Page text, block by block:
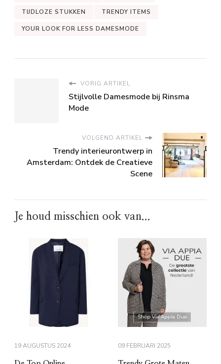
TIJDLOZE STUKKEN TRENDY ITEMS
YOUR LOOK FOR LESS DAMESMODE
VORIG ARTIKEL
Stijlvolle Damesmode bij Rinsma
Mode
VOLGEND ARTIKEL
Trendy interieurontwerp in
Amsterdam: Ontdek de Creatieve
Scene
Je houd misschien ook van...
19 AUGUSTUS 2024 09 FEBRUARI 2025